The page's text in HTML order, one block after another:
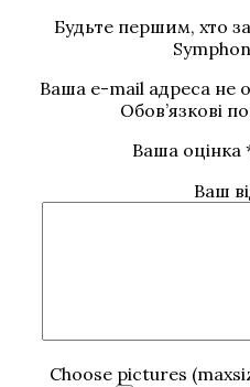
Будьте першим, хто
Ваша e-mail адреса не
Обов’язкові
Ваша оцінка
Ваш
Choose pictures